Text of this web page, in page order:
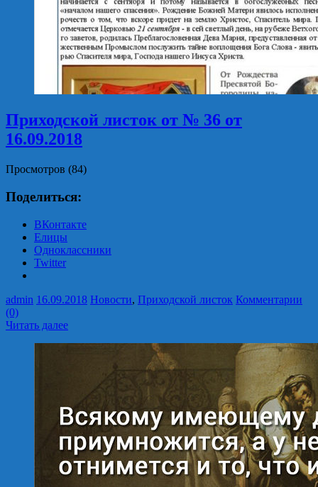
Приходской листок от № 36 от
16.09.2018
Просмотров (84)
Поделиться:
ВКонтакте
Елицы
Одноклассники
Twitter
admin 16.09.2018 Новости, Приходской листок Комментарии
(0)
Читать далее